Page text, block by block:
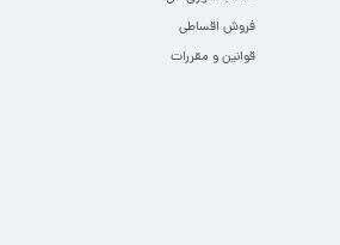
فروش اقساطی
قوانین و مقررات